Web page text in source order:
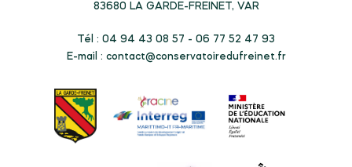
83680 LA GARDE-FREINET, VAR
Tél : 04 94 43 08 57 - 06 77 52 47 93
E-mail : contact@conservatoiredufreinet.fr